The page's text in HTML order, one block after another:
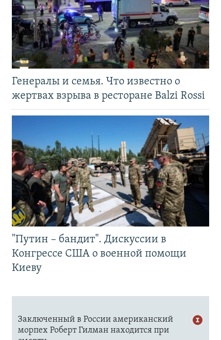
Генералы и семья. Что известно о
жертвах взрыва в ресторане Balzi Rossi
"Путин – бандит". Дискуссии в
Конгрессе США о военной помощи
Киеву